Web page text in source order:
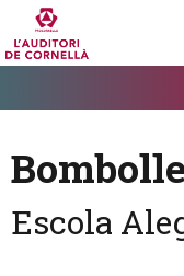
Escola